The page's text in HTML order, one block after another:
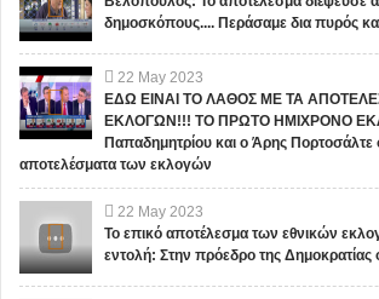
δημοσκόπους.... Περάσαμε δια πυρός
22 May 2023
ΕΔΩ ΕΙΝΑΙ ΤΟ ΛΑΘΟΣ ΜΕ ΤΑ
ΕΚΛΟΓΩΝ!!! ΤΟ ΠΡΩΤΟ ΗΜΙΧΡΟΝΟ
Παπαδημητρίου και ο Άρης Πορτοσάλτε
αποτελέσματα των εκλογών
22 May 2023
Το επικό αποτέλεσμα των εθνικών
εντολή: Στην πρόεδρο της